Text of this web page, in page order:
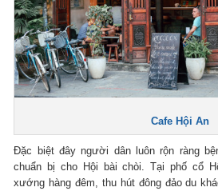
Cafe Hội An
Đặc biệt đây người dân luôn rộn ràng
chuẩn bị cho Hội bài chòi. Tại phố cổ
xướng hàng đêm, thu hút đông đảo du